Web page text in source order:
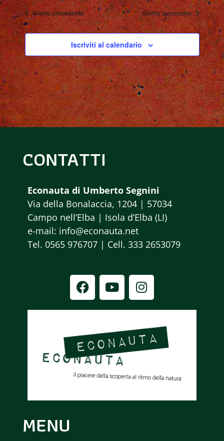
C
E
V
I
S
N
A
V
A
Z
O
N
v
i
g
a
z
i
o
Giorno precedente Giorno successivo
Iscriviti al calendario
CONTATTI
Econauta di Umberto Segnini
Via della Bonalaccia, 1204 | 57034
Campo nell’Elba | Isola d’Elba (LI)
e-mail: info@econauta.net
Tel. 0565 976707 | Cell. 333 2653079
MENU